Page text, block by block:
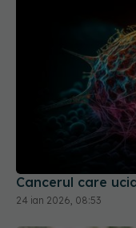
Cancerul care